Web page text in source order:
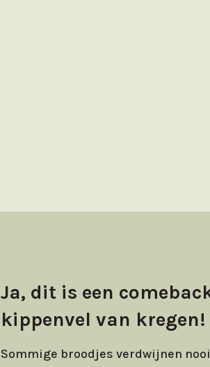
Ja, dit is een
kippenvel van kregen!
Sommige broodjes verdwijnen